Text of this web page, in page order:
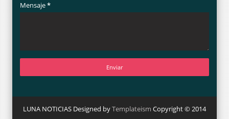
Mensaje*
LUNA NOTICIAS Designed byTemplateism Copyright © 2014